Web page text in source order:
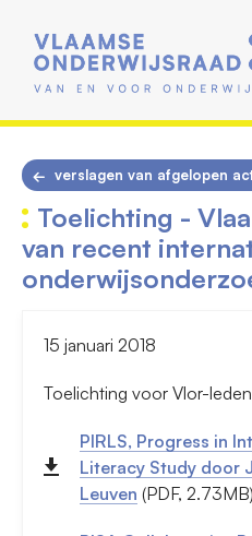
verslagen van afgelopen
Toelichting -
van recent
15 januari 2018
Toelichting voor Vlor-leden
PIRLS, Progress in
Literacy Study door
Leuven (PDF, 2.73MB)